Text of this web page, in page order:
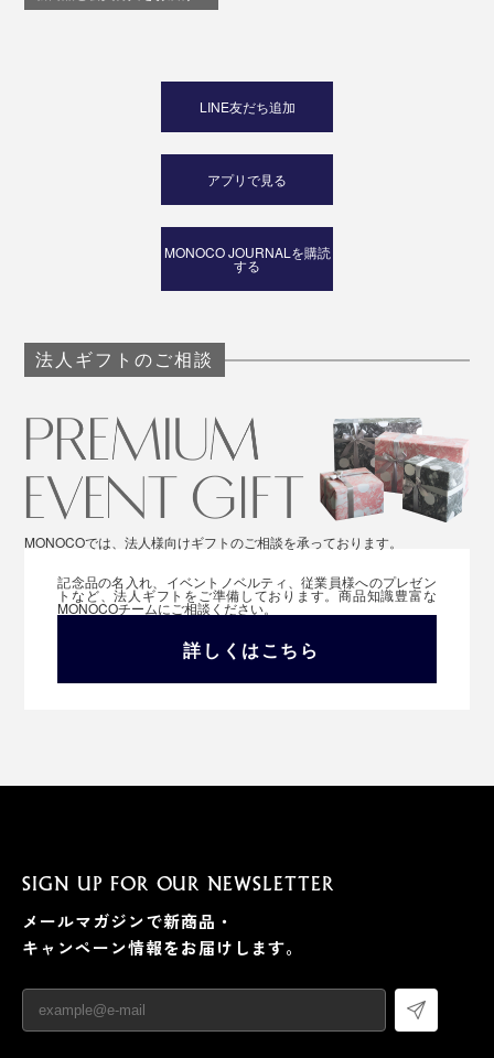
LINE友だち追加
アプリで見る
MONOCO JOURNALを購読
する
法人ギフトのご相談
MONOCOでは、法人様向けギフトのご相談を承っております。
記念品の名入れ、イベントノベルティ、従業員様へのプレゼン
トなど、法人ギフトをご準備しております。商品知識豊富な
MONOCOチームにご相談ください。
詳しくはこちら
SIGN UP FOR OUR NEWSLETTER
メールマガジンで新商品・
キャンペーン情報をお届けします。